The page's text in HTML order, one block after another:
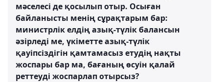
мәселесі де қосылып отыр. Осыған
байланысты менің сұрақтарым бар:
министрлік елдің азық-түлік балансын
әзірледі ме, үкіметте азық-түлік
қауіпсіздігін қамтамасыз етудің нақты
жоспары бар ма, бағаның өсуін қалай
реттеуді жоспарлап отырсыз?